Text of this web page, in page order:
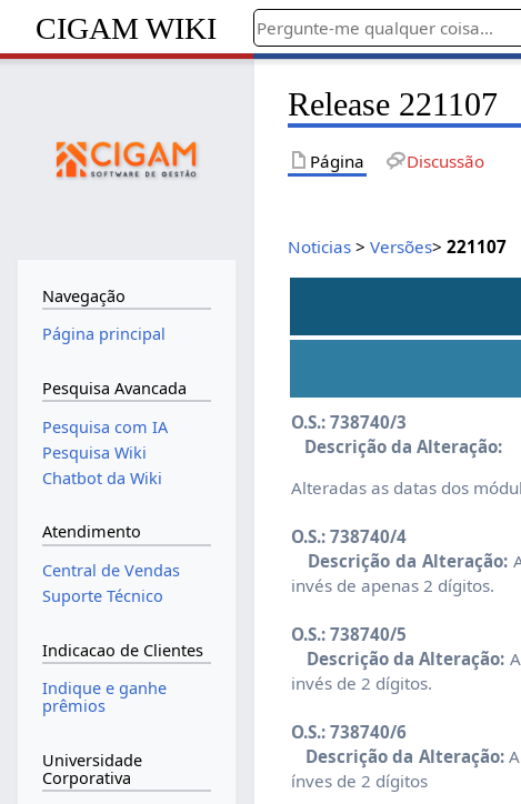
CIGAM WIKI
Release 221107
Página Discussão
Noticias >Versões>221107
O.S.: 738740/3
Descrição da Alteração:
Alteradas as datas dos
O.S.: 738740/4
Descrição da Alteração:
invés de apenas 2 dígitos.
O.S.: 738740/5
Descrição da Alteração:
invés de 2 dígitos.
O.S.: 738740/6
Descrição da Alteração:
ínves de 2 dígitos
Navegação
Página principal
Pesquisa Avancada
Pesquisa com IA
Pesquisa Wiki
Chatbot da Wiki
Atendimento
Central de Vendas
Suporte Técnico
Indicacao de Clientes
Indique e ganhe
prêmios
Universidade
Corporativa